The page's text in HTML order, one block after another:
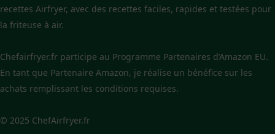
recettes Airfryer, avec des recettes faciles, rapides et testées pour
la friteuse à air.
Chefairfryer.fr participe au Programme Partenaires d’Amazon EU.
En tant que Partenaire Amazon, je réalise un bénéfice sur les
achats remplissant les conditions requises.
© 2025 ChefAirfryer.fr